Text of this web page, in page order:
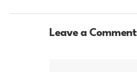
Leave a Comment